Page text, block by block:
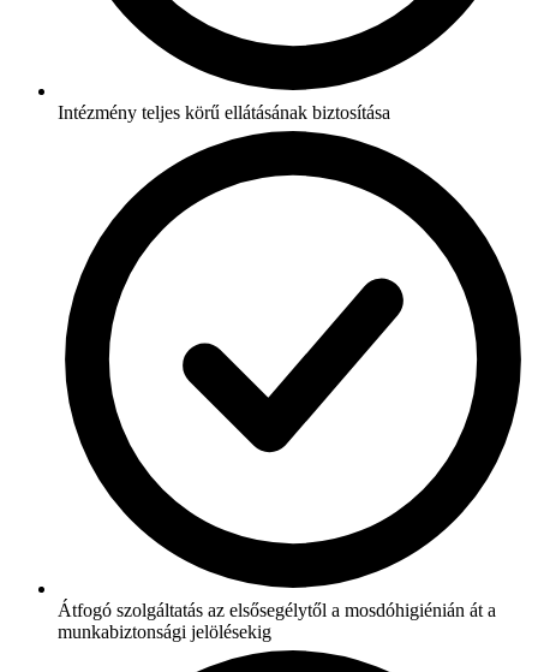
Intézmény teljes körű ellátásának biztosítása
Átfogó szolgáltatás az elsősegélytől a mosdóhigiénián át a
munkabiztonsági jelölésekig